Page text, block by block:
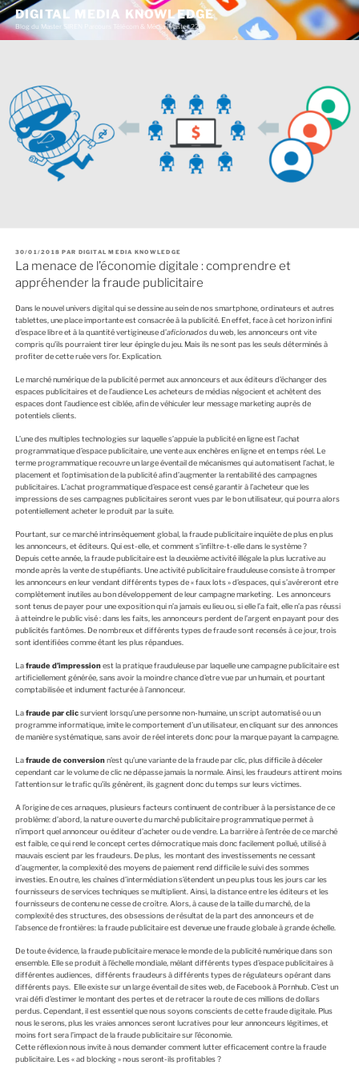
A
l
e
DIGITAL MEDIA KNOWLEDGE
Blog du Master SIREN Parcours Télécom & Média (Master 226)
P
U
B
I
L
E
30/01/2018 PAR DIGITAL MEDIA KNOWLEDGE
La menace de l’économie digitale : comprendre et
appréhender la fraude publicitaire
Dans le nouvel univers digital qui se dessine au sein de nos smartphone, ordinateurs et autres
tablettes, une place importante est consacrée à la publicité. En effet, face à cet horizon infini
d’espace libre et à la quantité vertigineuse d’aficionadosdu web, les annonceurs ont vite
compris qu’ils pourraient tirer leur épingle du jeu. Mais ils ne sont pas les seuls déterminés à
profiter de cette ruée vers l’or. Explication.
Le marché numérique de la publicité permet aux annonceurs et aux éditeurs d’échanger des
espaces publicitaires et de l’audience Les acheteurs de médias négocient et achètent des
espaces dont l’audience est ciblée, afin de véhiculer leur message marketing auprès de
potentiels clients.
L’une des multiples technologies sur laquelle s’appuie la publicité en ligne est l’achat
programmatique d’espace publicitaire, une vente aux enchères en ligne et en temps réel. Le
terme programmatique recouvre un large éventail de mécanismes qui automatisent l’achat, le
placement et l’optimisation de la publicité afin d’augmenter la rentabilité des campagnes
publicitaires. L’achat programmatique d’espace est censé garantir à l’acheteur que les
impressions de ses campagnes publicitaires seront vues par le bon utilisateur, qui pourra alors
potentiellement acheter le produit par la suite.
Pourtant, sur ce marché intrinsèquement global, la fraude publicitaire inquiète de plus en plus
les annonceurs, et éditeurs. Qui est-elle, et comment s’infiltre-t-elle dans le système ?
Depuis cette année, la fraude publicitaire est la deuxième activité illégale la plus lucrative au
monde après la vente de stupéfiants. Une activité publicitaire frauduleuse consiste à tromper
les annonceurs en leur vendant différents types de « faux lots » d’espaces, qui s’avéreront etre
complètement inutiles au bon développement de leur campagne marketing. Les annonceurs
sont tenus de payer pour une exposition qui n’a jamais eu lieu ou, si elle l’a fait, elle n’a pas réussi
à atteindre le public visé : dans les faits, les annonceurs perdent de l’argent en payant pour des
publicités fantômes. De nombreux et différents types de fraude sont recensés à ce jour, trois
sont identifiées comme étant les plus répandues.
Lafraude d’impressionest la pratique frauduleuse par laquelle une campagne publicitaire est
artificiellement générée, sans avoir la moindre chance d’etre vue par un humain, et pourtant
comptabilisée et indument facturée à l’annonceur.
Lafraude par clicsurvient lorsqu’une personne non-humaine, un script automatisé ou un
programme informatique, imite le comportement d’un utilisateur, en cliquant sur des annonces
de manière systématique, sans avoir de réel interets donc pour la marque payant la campagne.
Lafraude de conversionn’est qu’une variante de la fraude par clic, plus difficile à déceler
cependant car le volume de clic ne dépasse jamais la normale. Ainsi, les fraudeurs attirent moins
l’attention sur le trafic qu’ils génèrent, ils gagnent donc du temps sur leurs victimes.
A l’origine de ces arnaques, plusieurs facteurs continuent de contribuer à la persistance de ce
problème: d’abord, la nature ouverte du marché publicitaire programmatique permet à
n’import quel annonceur ou éditeur d’acheter ou de vendre. La barrière à l’entrée de ce marché
est faible, ce qui rend le concept certes démocratique mais donc facilement pollué, utilisé à
mauvais escient par les fraudeurs. De plus, les montant des investissements ne cessant
d’augmenter, la complexité des moyens de paiement rend difficile le suivi des sommes
investies. En outre, les chaînes d’intermédiation s’étendent un peu plus tous les jours car les
fournisseurs de services techniques se multiplient. Ainsi, la distance entre les éditeurs et les
fournisseurs de contenu ne cesse de croître. Alors, à cause de la taille du marché, de la
complexité des structures, des obsessions de résultat de la part des annonceurs et de
l’absence de frontières: la fraude publicitaire est devenue une fraude globale à grande échelle.
De toute évidence, la fraude publicitaire menace le monde de la publicité numérique dans son
ensemble. Elle se produit à l’échelle mondiale, mêlant différents types d’espace publicitaires à
différentes audiences, différents fraudeurs à différents types de régulateurs opérant dans
différents pays. Elle existe sur un large éventail de sites web, de Facebook à Pornhub. C’est un
vrai défi d’estimer le montant des pertes et de retracer la route de ces millions de dollars
perdus. Cependant, il est essentiel que nous soyons conscients de cette fraude digitale. Plus
nous le serons, plus les vraies annonces seront lucratives pour leur annonceurs légitimes, et
moins fort sera l’impact de la fraude publicitaire sur l’économie.
Cette réflexion nous invite à nous demander comment lutter efficacement contre la fraude
publicitaire. Les « ad blocking » nous seront-ils profitables ?